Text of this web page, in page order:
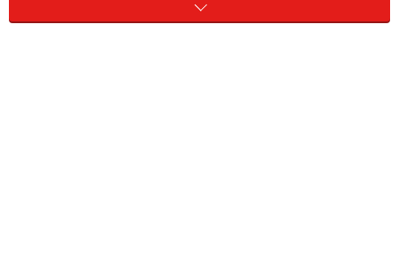
ならつい惹かれてしまう、ふわふわとした手触りのファ